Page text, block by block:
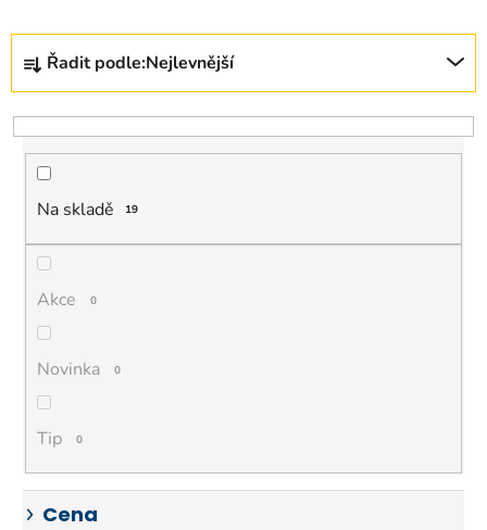
Ř
a
z
e
n
Řadit podle:Nejlevnější
Na skladě 19
Akce 0
Novinka 0
Tip 0
Cena